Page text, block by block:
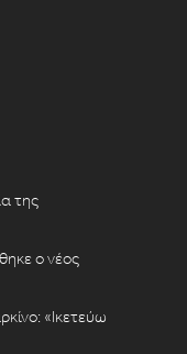
της
ο νέος
«Ικετεύω